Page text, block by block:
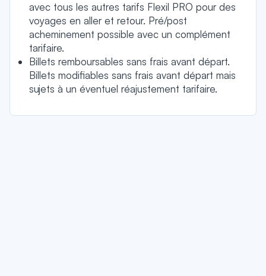
avec tous les autres tarifs Flexil PRO pour des
voyages en aller et retour. Pré/post
acheminement possible avec un complément
tarifaire.
Billets remboursables sans frais avant départ.
Billets modifiables sans frais avant départ mais
sujets à un éventuel réajustement tarifaire.